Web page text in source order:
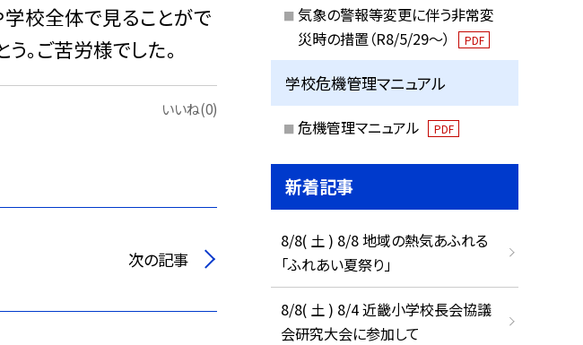
校全体で見ることがで
。ご苦労様でした。
いいね(0)
次の記事
気象の警報等変更に伴う非常変
災時の措置（R8/5/29〜）
PDF
学校危機管理マニュアル
危機管理マニュアル PDF
新着記事
8/8( 土 ) 8/8 地域の熱気あふれる
「ふれあい夏祭り」
8/8( 土 ) 8/4 近畿小学校長会協議
会研究大会に参加して